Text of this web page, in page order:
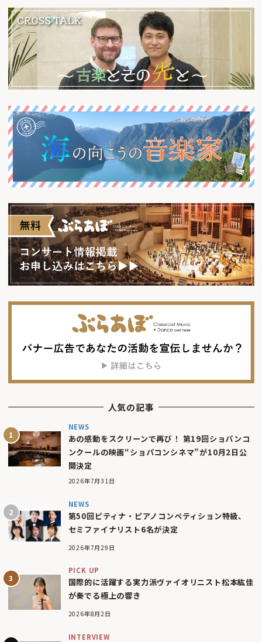
人気の記事
NEWS
あの感動をスクリーンで再び！ 第19回ショパンコ
ンクールの映画“ショパコンシネマ”が10月2日公
開決定
2026年7月31日
NEWS
第50回ピティナ・ピアノコンペティション特級、
セミファイナリスト6名が決定
2026年7月29日
PICK UP
国際的に活躍する実力派ヴァイオリニスト松本紘佳
が奏でる極上の響き
2026年8月2日
INTERVIEW